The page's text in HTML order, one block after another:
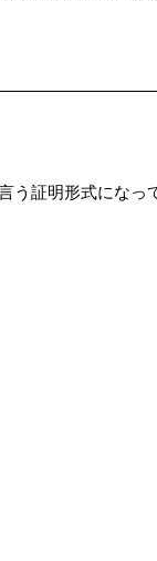
う証明形式になっ